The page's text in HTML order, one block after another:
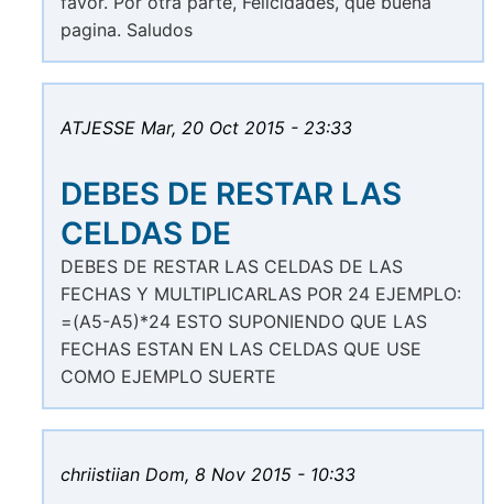
pagina. Saludos
ATJESSE Mar, 20 Oct 2015 - 23:33
DEBES DE RESTAR LAS
CELDAS DE
DEBES DE RESTAR LAS CELDAS DE LAS
FECHAS Y MULTIPLICARLAS POR 24 EJEMPLO:
=(A5-A5)*24 ESTO SUPONIENDO QUE LAS
FECHAS ESTAN EN LAS CELDAS QUE USE
COMO EJEMPLO SUERTE
chriistiian Dom, 8 Nov 2015 - 10:33